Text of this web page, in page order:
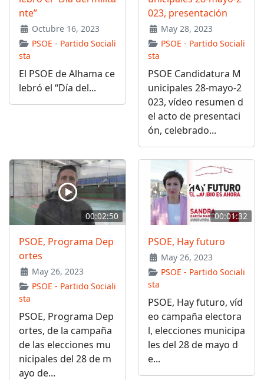
nte”
Octubre 16, 2023
PSOE - Partido Sociali
sta
El PSOE de Alhama ce
lebró el “Día del...
023, presentación
May 28, 2023
PSOE - Partido Sociali
sta
PSOE Candidatura M
unicipales 28-mayo-2
023, vídeo resumen d
el acto de presentaci
ón, celebrado...
00:02:50
PSOE, Programa Dep
ortes
May 26, 2023
PSOE - Partido Sociali
sta
PSOE, Programa Dep
ortes, de la campaña
de las elecciones mu
nicipales del 28 de m
ayo de...
00:01:32
PSOE, Hay futuro
May 26, 2023
PSOE - Partido Sociali
sta
PSOE, Hay futuro, víd
eo campaña electora
l, elecciones municipa
les del 28 de mayo d
e...